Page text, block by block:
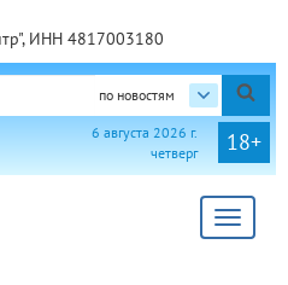
ИНН 4817003180
по новостям
18+
6 августа 2026 г.
четверг
Toggle